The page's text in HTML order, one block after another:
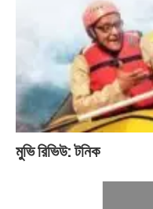
মুভি রিভিউ: টনিক